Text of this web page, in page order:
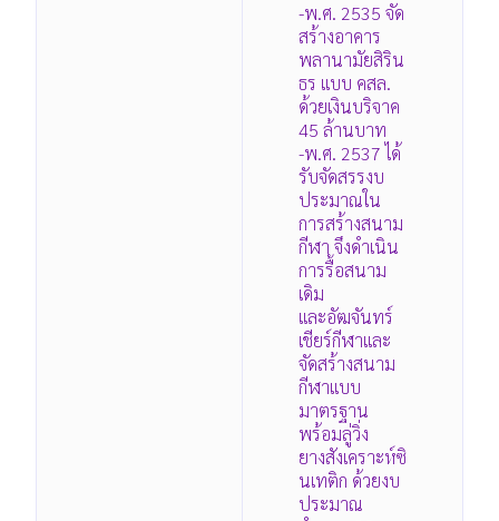
-พ.ศ. 2535 จัด
สร้างอาคาร
พลานามัยสิริน
ธร แบบ คสล.
ด้วยเงินบริจาค
45 ล้านบาท
-พ.ศ. 2537 ได้
รับจัดสรรงบ
ประมาณใน
การสร้างสนาม
กีฬา จึงดำเนิน
การรื้อสนาม
เดิม
และอัฒจันทร์
เชียร์กีฬาและ
จัดสร้างสนาม
กีฬาแบบ
มาตรฐาน
พร้อมลู่วิ่ง
ยางสังเคราะห์ซิ
นเทติก ด้วยงบ
ประมาณ